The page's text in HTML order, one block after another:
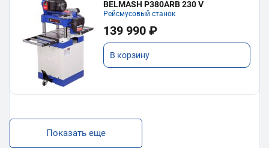
BELMASH P380ARB 230 V
Рейсмусовый станок
139 990 ₽
В корзину
Показать еще